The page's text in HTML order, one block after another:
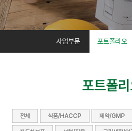
사업부문 포트폴리오
포트폴
전체 식품/HACCP 제약/GMP